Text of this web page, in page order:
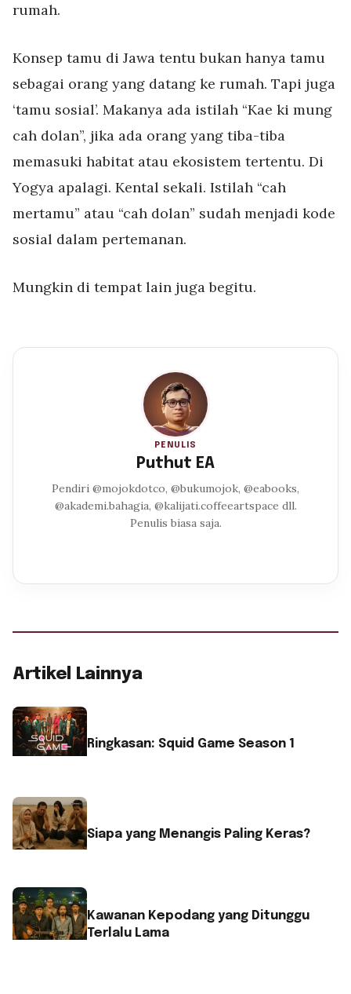
rumah.
Konsep tamu di Jawa tentu bukan hanya tamu
sebagai orang yang datang ke rumah. Tapi juga
‘tamu sosial’. Makanya ada istilah “Kae ki mung
cah dolan”, jika ada orang yang tiba-tiba
memasuki habitat atau ekosistem tertentu. Di
Yogya apalagi. Kental sekali. Istilah “cah
mertamu” atau “cah dolan” sudah menjadi kode
sosial dalam pertemanan.
Mungkin di tempat lain juga begitu.
PENULIS
Puthut EA
Pendiri @mojokdotco, @bukumojok, @eabooks,
@akademi.bahagia, @kalijati.coffeeartspace dll.
Penulis biasa saja.
Artikel Lainnya
Ringkasan: Squid Game Season 1
Siapa yang Menangis Paling Keras?
Kawanan Kepodang yang Ditunggu
Terlalu Lama